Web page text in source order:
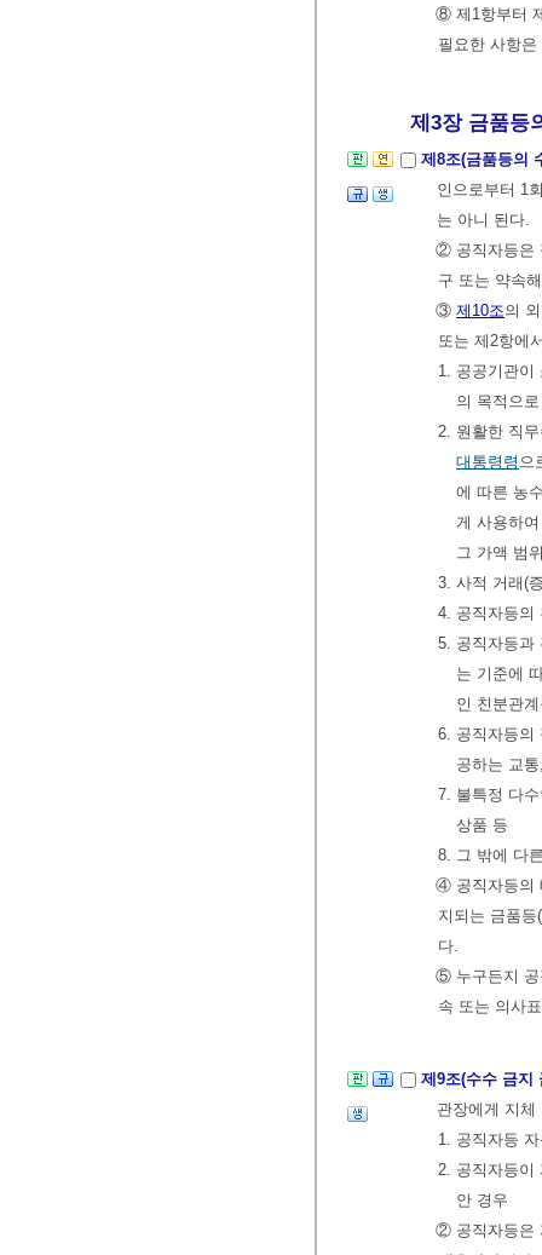
⑧ 제1항부터
필요한 사항은
제3장 금품등의
제8조(금품등의
인으로부터 1
는 아니 된다.
② 공직자등은
구 또는 약속
③ 제10조의
또는 제2항에
1. 공공기관이
의 목적으
2. 원활한 직
대통령령 으
에 따른 농
게 사용하
그 가액 범
3. 사적 거래(
4. 공직자등의
5. 공직자등과
는 기준에
인 친분관
6. 공직자등의
공하는 교
7. 불특정 다
상품 등
8. 그 밖에 다
④ 공직자등의
지되는 금품
다.
⑤ 누구든지 공
속 또는 의사
제9조(수수 금지
관장에게 지
1. 공직자등
2. 공직자등이
안 경우
② 공직자등은